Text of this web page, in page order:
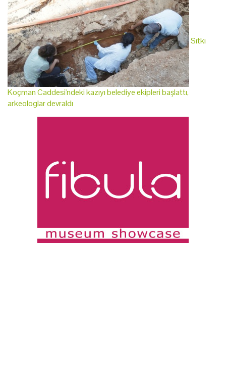
Sıtkı
Koçman Caddesi'ndeki kazıyı belediye ekipleri başlattı,
arkeologlar devraldı